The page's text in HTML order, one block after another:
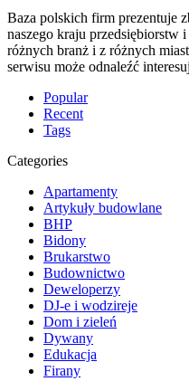
Baza polskich firm prezentuje
naszego kraju przedsiębiorstw
różnych branż i z różnych
serwisu może odnaleźć
Popular
Recent
Tags
Categories
Apartamenty
Artykuły budowlane
BHP
Bidony
Brukarstwo
Budownictwo
Deweloperzy
DJ-e i wodzireje
Dom i zieleń
Dywany
Edukacja
Firany